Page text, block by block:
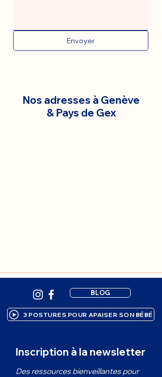
Envoyer
Nos adresses à Genève
& Pays de Gex
BLOG
3 POSTURES POUR APAISER SON BÉBÉ
Inscription à la newsletter
Des ressources bienveillantes pour